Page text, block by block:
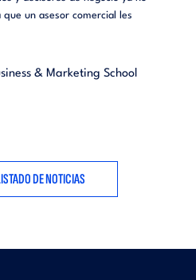
un asesor comercial les
& Marketing School
DE NOTICIAS